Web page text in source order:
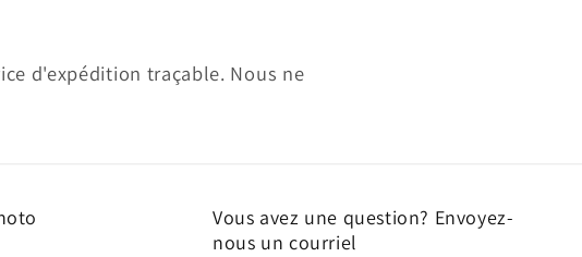
d'expédition traçable. Nous ne
Vous avez une question? Envoyez-
nous un courriel